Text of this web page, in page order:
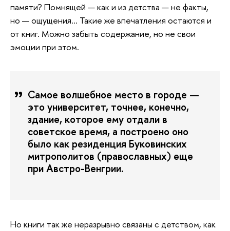
памяти? Помнящей — как и из детства — не факты,
но — ощущения… Такие же впечатления остаются и
от книг. Можно забыть содержание, но не свои
эмоции при этом.
Самое волшебное место в городе —
это университет, точнее, конечно,
здание, которое ему отдали в
советское время, а построено оно
было как резиденция Буковинских
митрополитов (православных) еще
при Австро-Венгрии.
Но книги так же неразрывно связаны с детством, как